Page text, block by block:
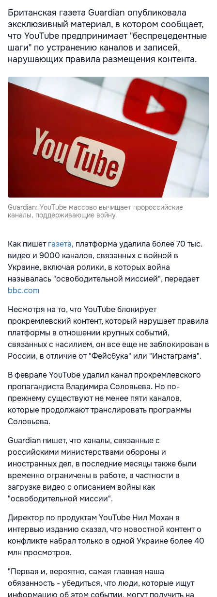
Британская газета Guardian опубликовала
эксклюзивный материал, в котором сообщает,
что YouTube предпринимает "беспрецедентные
шаги" по устранению каналов и записей,
нарушающих правила размещения контента.
Guardian: YouTube массово вычищает пророссийские
каналы, поддерживающие войну.
Как пишетгазета, платформа удалила более 70 тыс.
видео и 9000 каналов, связанных с войной в
Украине, включая ролики, в которых война
называлась "освободительной миссией", передает
bbc.com
Несмотря на то, что YouTube блокирует
прокремлевский контент, который нарушает правила
платформы в отношении крупных событий,
связанных с насилием, он все еще не заблокирован в
России, в отличие от "Фейсбука" или "Инстаграма".
В феврале YouTube удалил канал прокремлевского
пропагандиста Владимира Соловьева. Но по-
прежнему существуют не менее пяти каналов,
которые продолжают транслировать программы
Соловьева.
Guardian пишет, что каналы, связанные с
российскими министерствами обороны и
иностранных дел, в последние месяцы также были
временно ограничены в работе, в частности в
загрузке видео с описанием войны как
"освободительной миссии".
Директор по продуктам YouTube Нил Мохан в
интервью изданию сказал, что новостной контент о
конфликте набрал только в одной Украине более 40
млн просмотров.
"Первая и, вероятно, самая главная наша
обязанность - убедиться, что люди, которые ищут